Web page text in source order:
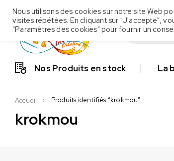
Nos Produits en stock La
krokmou
Accueil Produits identifiés “krokmou”
Nous utilisons des cookies sur notre site Web
visites répétées. En cliquant sur "J'accepte",
"Paramètres des cookies" pour fournir un